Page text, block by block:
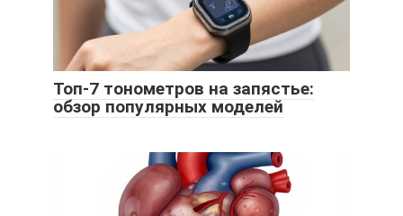
Топ-7 тонометров на запястье:
обзор популярных моделей